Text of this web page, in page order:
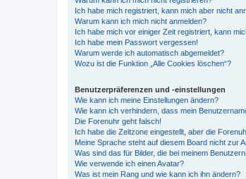
Ich habe mich registriert, kann mich aber nicht
Warum kann ich mich nicht anmelden?
Ich habe mich vor einiger Zeit registriert, kann
Ich habe mein Passwort vergessen!
Warum werde ich automatisch abgemeldet?
Wozu ist die Funktion „Alle Cookies löschen“?
Benutzerpräferenzen und -einstellungen
Wie kann ich meine Einstellungen ändern?
Wie kann ich verhindern, dass mein
Die Forenuhr geht falsch!
Ich habe die Zeitzone eingestellt, aber die
Meine Sprache steht auf diesem Board nicht zur
Was sind das für Bilder, die bei meinem
Wie verwende ich einen Avatar?
Was ist mein Rang und wie kann ich ihn ändern?